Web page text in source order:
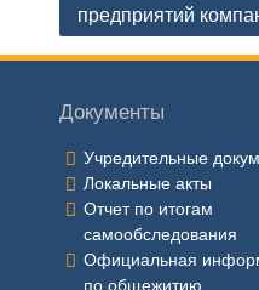
по
записям
предприятий
Документы
Учредительные
Локальные акты
Отчет по итогам
самообследования
Официальная
по общежитию